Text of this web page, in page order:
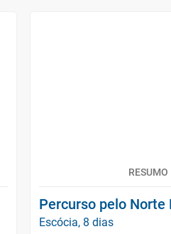
RESUMO
Percurso pelo Norte
Escócia, 8 dias